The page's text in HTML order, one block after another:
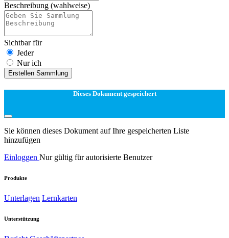
Beschreibung (wahlweise)
Sichtbar für
Jeder
Nur ich
Erstellen Sammlung
Dieses Dokument gespeichert
Sie können dieses Dokument auf Ihre gespeicherten Liste
hinzufügen
Einloggen Nur gültig für autorisierte Benutzer
Produkte
Unterlagen Lernkarten
Unterstützung